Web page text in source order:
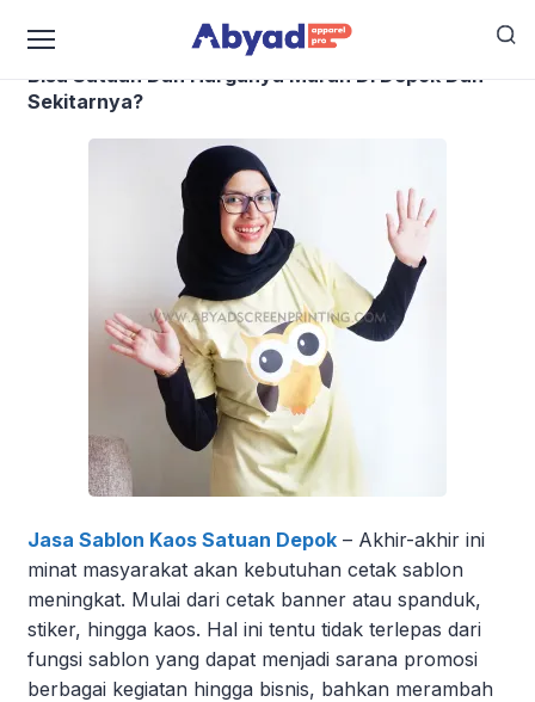
Bagaimana Cara Memilih Jasa Sablon Kaos yang
Bisa Satuan Dan Harganya Murah Di Depok Dan
Sekitarnya?
Jasa Sablon Kaos Satuan Depok – Akhir-akhir ini
minat masyarakat akan kebutuhan cetak sablon
meningkat. Mulai dari cetak banner atau spanduk,
stiker, hingga kaos. Hal ini tentu tidak terlepas dari
fungsi sablon yang dapat menjadi sarana promosi
berbagai kegiatan hingga bisnis, bahkan merambah